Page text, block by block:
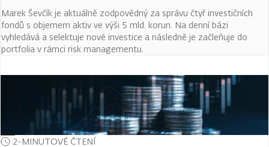
Marek Ševčík je aktuálně zodpovědný za správu čtyř investičních
fondů s objemem aktiv ve výši 5 mld. korun. Na denní bázi
vyhledává a selektuje nové investice a následně je začleňuje do
portfolia v rámci risk managementu.
2-MINUTOVÉ ČTENÍ